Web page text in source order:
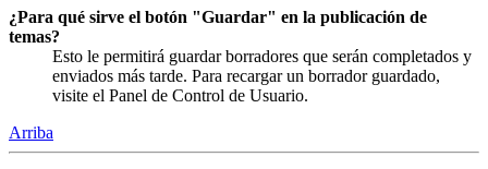
¿Para qué sirve el botón "Guardar" en la publicación de
temas?
Esto le permitirá guardar borradores que serán completados y
enviados más tarde. Para recargar un borrador guardado,
visite el Panel de Control de Usuario.
Arriba